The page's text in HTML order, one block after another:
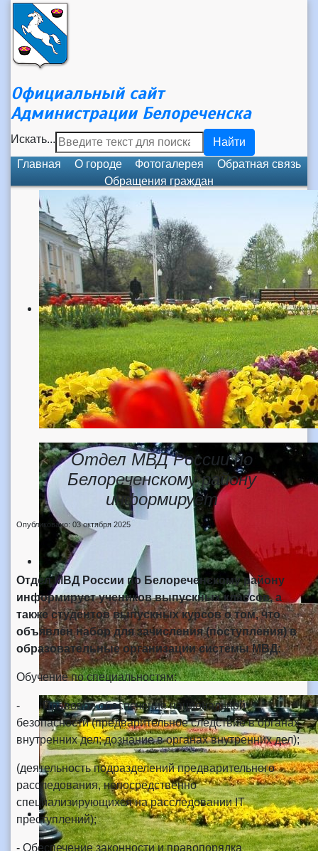
Официальный сайт
Администрации Белореченска
Искать...
Найти
Главная
О городе Фотогалерея
Обратная связь
Обращения граждан
Отдел МВД России по
Белореченскому району
информирует
Опубликовано: 03 октября 2025
Отдел МВД России по Белореченскому району
информирует учеников выпускных классов, а
также студентов выпускных курсов о том, что
объявлен набор для зачисления (поступления) в
образовательные организации системы МВД:
Обучение по специальностям:
- Правовое обеспечение национальной
безопасности (предварительное следствие в органах
внутренних дел; дознание в органах внутренних дел);
(деятельность подразделений предварительного
расследования, непосредственно
специализирующихся на расследовании IT
преступлений);
- Обеспечение законности и правопорядка